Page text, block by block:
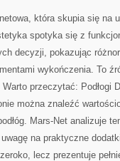
która skupia się na
spotyka się z
decyzji, pokazując
wykończenia. To
przeczytać: Podłogi
można znaleźć
Mars-Net analizuje
na praktyczne
lecz prezentuje